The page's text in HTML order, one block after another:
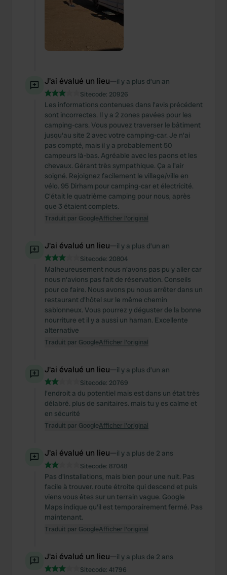
J'ai évalué un lieu—il y a plus d’un an
Sitecode: 20926
Les informations contenues dans l'avis précédent
sont incorrectes. Il y a 2 zones pavées pour les
camping-cars. Vous pouvez traverser le bâtiment
jusqu'au site 2 avec votre camping-car. Je n'ai
pas compté, mais il y a probablement 50
campeurs là-bas. Agréable avec les paons et les
chevaux. Gérant très sympathique. Ça a l'air
soigné. Rejoignez facilement le village/ville en
vélo. 95 Dirham pour camping-car et électricité.
C'était le quatrième camping pour nous, après
que 3 étaient complets.
Traduit par GoogleAfficher l'original
J'ai évalué un lieu—il y a plus d’un an
Sitecode: 20804
Malheureusement nous n'avons pas pu y aller car
nous n'avions pas fait de réservation. Conseils
pour ce faire. Nous avons pu nous arrêter dans un
restaurant d'hôtel sur le même chemin
sablonneux. Vous pourrez y déguster de la bonne
nourriture et il y a aussi un haman. Excellente
alternative
Traduit par GoogleAfficher l'original
J'ai évalué un lieu—il y a plus d’un an
Sitecode: 20769
l'endroit a du potentiel mais est dans un état très
délabré. plus de sanitaires. mais tu y es calme et
en sécurité
Traduit par GoogleAfficher l'original
J'ai évalué un lieu—il y a plus de 2 ans
Sitecode: 87048
Pas d'installations, mais bien pour une nuit. Pas
facile à trouver. route étroite qui descend et puis
viens vous êtes sur un terrain vague. Google
Maps indique qu'il est temporairement fermé. Pas
maintenant.
Traduit par GoogleAfficher l'original
J'ai évalué un lieu—il y a plus de 2 ans
Sitecode: 41796